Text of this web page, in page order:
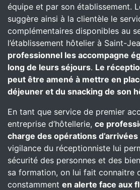
équipe et par son établissement.
suggère ainsi à la clientèle le
complémentaires disponibles au
l’établissement hôtelier à Saint-
professionnel les accompagne
long de leurs séjours. Le
peut être amené à mettre en
déjeuner et du snacking de son
En tant que service de premier
entreprise d’hôtellerie, ce
charge des opérations
vigilance du réceptionniste lui
sécurité des personnes et des
sa formation, on lui fait connaitre
constamment en alerte face aux